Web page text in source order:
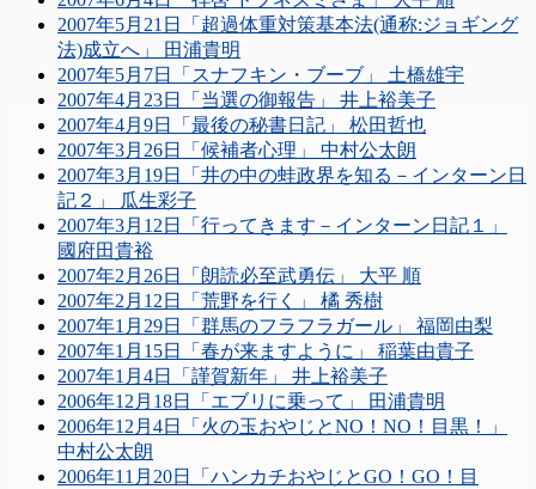
2007年5月21日「超過体重対策基本法(通称:ジョギング
法)成立へ」 田浦貴明
2007年5月7日「スナフキン・ブーブ」 土橋雄宇
2007年4月23日「当選の御報告」 井上裕美子
2007年4月9日「最後の秘書日記」 松田哲也
2007年3月26日「候補者心理」 中村公太朗
2007年3月19日「井の中の蛙政界を知る－インターン日
記２」 瓜生彩子
2007年3月12日「行ってきます－インターン日記１」
國府田貴裕
2007年2月26日「朗読必至武勇伝」 大平 順
2007年2月12日「荒野を行く」 橘 秀樹
2007年1月29日「群馬のフラフラガール」 福岡由梨
2007年1月15日「春が来ますように」 稲葉由貴子
2007年1月4日「謹賀新年」 井上裕美子
2006年12月18日「エブリに乗って」 田浦貴明
2006年12月4日「火の玉おやじとNO！NO！目黒！」
中村公太朗
2006年11月20日「ハンカチおやじとGO！GO！目